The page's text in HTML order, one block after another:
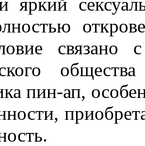
связано
пин-ап,